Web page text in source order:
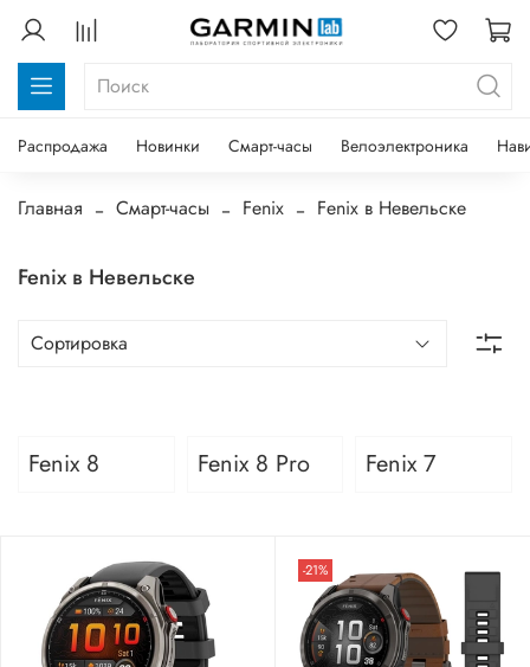
Распродажа Новинки Смарт-часы Велоэлектроника
Главная Смарт-часы Fenix Fenix в Невельске
Fenix в Невельске
Fenix 8 Fenix 8 Pro Fenix 7
-21%